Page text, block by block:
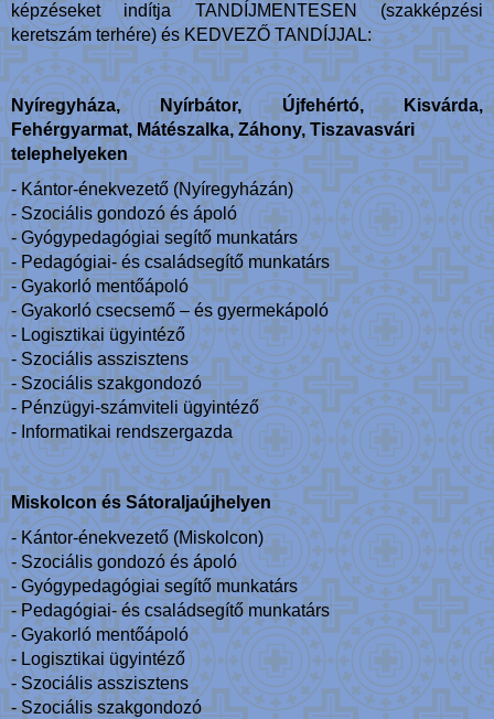
képzéseket indítja TANDÍJMENTESEN (szakképzési
keretszám terhére) és KEDVEZŐ TANDÍJJAL:
Nyíregyháza, Nyírbátor, Újfehértó, Kisvárda,
Fehérgyarmat, Mátészalka, Záhony, Tiszavasvári
telephelyeken
- Kántor-énekvezető (Nyíregyházán)
- Szociális gondozó és ápoló
- Gyógypedagógiai segítő munkatárs
- Pedagógiai- és családsegítő munkatárs
- Gyakorló mentőápoló
- Gyakorló csecsemő – és gyermekápoló
- Logisztikai ügyintéző
- Szociális asszisztens
- Szociális szakgondozó
- Pénzügyi-számviteli ügyintéző
- Informatikai rendszergazda
Miskolcon és Sátoraljaújhelyen
- Kántor-énekvezető (Miskolcon)
- Szociális gondozó és ápoló
- Gyógypedagógiai segítő munkatárs
- Pedagógiai- és családsegítő munkatárs
- Gyakorló mentőápoló
- Logisztikai ügyintéző
- Szociális asszisztens
- Szociális szakgondozó